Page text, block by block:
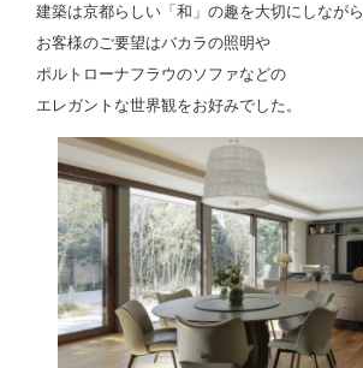
建築は京都らしい「和」の趣を大切にしながら
お客様のご要望はバカラの照明や
ポルトローナフラウのソファなどの
エレガントな世界観をお好みでした。